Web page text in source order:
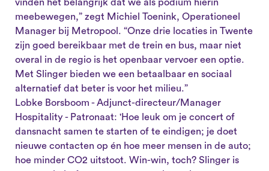
vinden het belangrijk dat we als podium hierin
meebewegen,” zegt Michiel Toenink, Operationeel
Manager bij Metropool. “Onze drie locaties in Twente
zijn goed bereikbaar met de trein en bus, maar niet
overal in de regio is het openbaar vervoer een optie.
Met Slinger bieden we een betaalbaar en sociaal
alternatief dat beter is voor het milieu.”
Lobke Borsboom - Adjunct-directeur/Manager
Hospitality - Patronaat: 'Hoe leuk om je concert of
dansnacht samen te starten of te eindigen; je doet
nieuwe contacten op én hoe meer mensen in de auto;
hoe minder CO2 uitstoot. Win-win, toch? Slinger is